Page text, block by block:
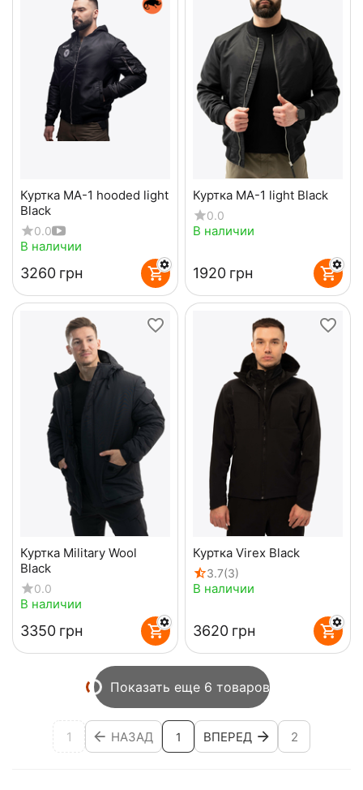
Куртка MA-1 hooded light
Black
0.0
В наличии
‍3260‍ грн
Куртка MA-1 light Black
0.0
В наличии
‍1920‍ грн
Куртка Military Wool
Black
0.0
В наличии
‍3350‍ грн
Куртка Virex Black
3.7(3)
В наличии
‍3620‍ грн
Показать еще 6 товаров
1 НАЗАД 1 ВПЕРЕД 2